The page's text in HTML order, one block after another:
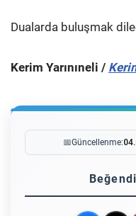
Dualarda buluşmak
Kerim Yarınıneli /
📅Güncellenme: